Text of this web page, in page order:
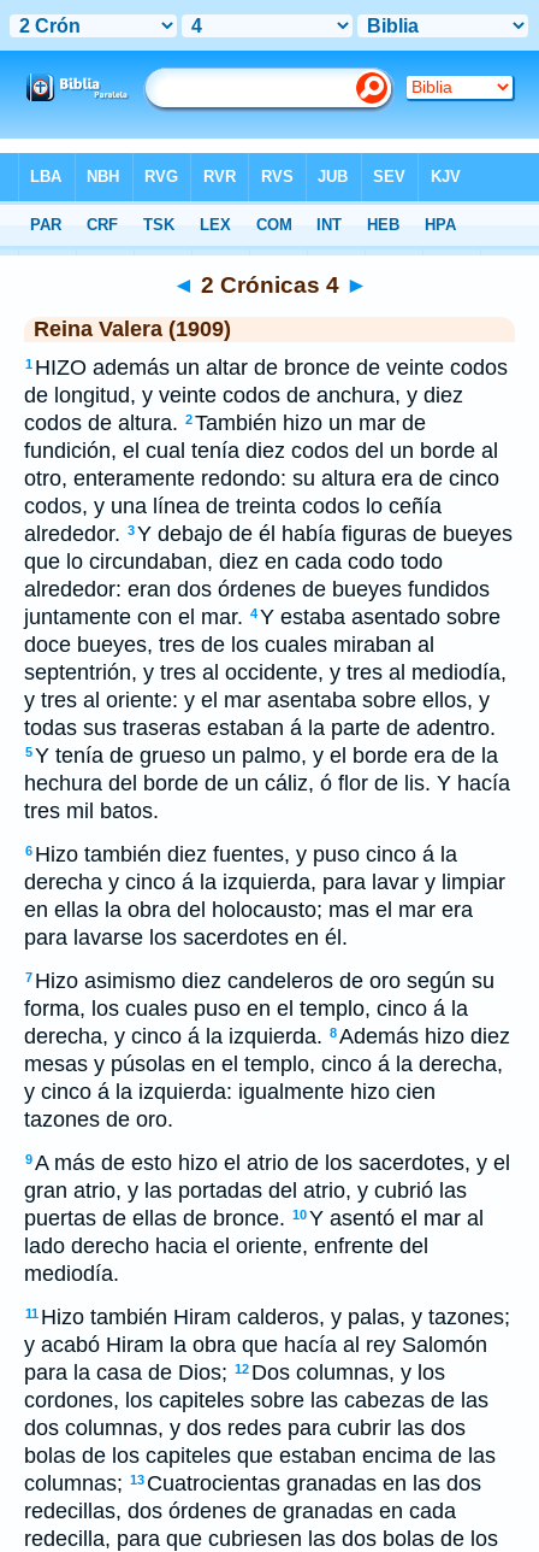
>RVR 1909 > 2 Crónicas 4
◄ 2 Crónicas 4 ►
Reina Valera (1909)
1 HIZO además un altar de bronce de veinte codos
de longitud, y veinte codos de anchura, y diez
codos de altura. 2También hizo un mar de
fundición, el cual tenía diez codos del un borde al
otro, enteramente redondo: su altura era de cinco
codos, y una línea de treinta codos lo ceñía
alrededor. 3Y debajo de él había figuras de bueyes
que lo circundaban, diez en cada codo todo
alrededor: eran dos órdenes de bueyes fundidos
juntamente con el mar. 4Y estaba asentado sobre
doce bueyes, tres de los cuales miraban al
septentrión, y tres al occidente, y tres al mediodía,
y tres al oriente: y el mar asentaba sobre ellos, y
todas sus traseras estaban á la parte de adentro.
5Y tenía de grueso un palmo, y el borde era de la
hechura del borde de un cáliz, ó flor de lis. Y hacía
tres mil batos.
6 Hizo también diez fuentes, y puso cinco á la
derecha y cinco á la izquierda, para lavar y limpiar
en ellas la obra del holocausto; mas el mar era
para lavarse los sacerdotes en él.
7 Hizo asimismo diez candeleros de oro según su
forma, los cuales puso en el templo, cinco á la
derecha, y cinco á la izquierda. 8Además hizo diez
mesas y púsolas en el templo, cinco á la derecha,
y cinco á la izquierda: igualmente hizo cien
tazones de oro.
9A más de esto hizo el atrio de los sacerdotes, y el
gran atrio, y las portadas del atrio, y cubrió las
puertas de ellas de bronce. 10Y asentó el mar al
lado derecho hacia el oriente, enfrente del
mediodía.
11 Hizo también Hiram calderos, y palas, y tazones;
y acabó Hiram la obra que hacía al rey Salomón
para la casa de Dios; 12 Dos columnas, y los
cordones, los capiteles sobre las cabezas de las
dos columnas, y dos redes para cubrir las dos
bolas de los capiteles que estaban encima de las
columnas; 13 Cuatrocientas granadas en las dos
redecillas, dos órdenes de granadas en cada
redecilla, para que cubriesen las dos bolas de los